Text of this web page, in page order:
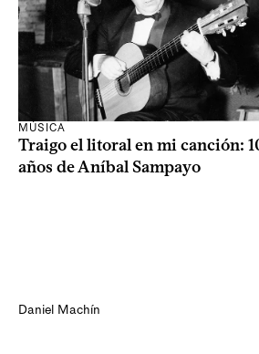
MÚSICA
Traigo el litoral en mi canción:
años de Aníbal Sampayo
Daniel Machín